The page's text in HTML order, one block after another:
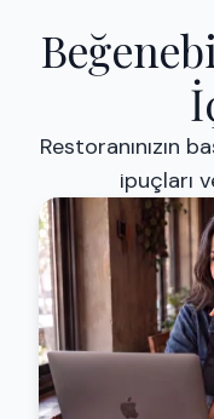
Restoranınızın
ipuçları